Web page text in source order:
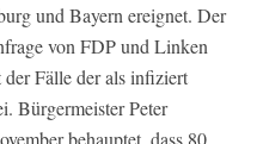
und Bayern ereignet. Der
von FDP und Linken
der Fälle der als infiziert
Bürgermeister Peter
behauptet, dass 80